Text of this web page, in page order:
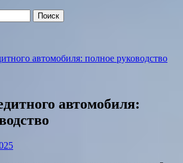
автомобиля: полное руководство
автомобиля: